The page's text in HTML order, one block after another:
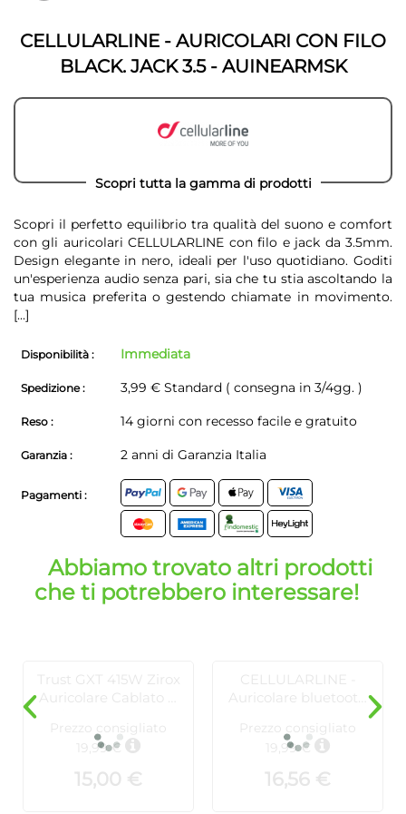
diimmagini
CELLULARLINE - AURICOLARI CON FILO
BLACK. JACK 3.5 - AUINEARMSK
Scopri tutta la gamma di prodotti
Scopri il perfetto equilibrio tra qualità del suono e comfort
con gli auricolari CELLULARLINE con filo e jack da 3.5mm.
Design elegante in nero, ideali per l'uso quotidiano. Goditi
un'esperienza audio senza pari, sia che tu stia ascoltando la
tua musica preferita o gestendo chiamate in movimento.
[...]
Disponibilità : Immediata
Spedizione : 3,99 € Standard ( consegna in 3/4gg. )
Reso : 14 giorni con recesso facile e gratuito
Garanzia : 2 anni di Garanzia Italia
Pagamenti :
Abbiamo trovato altri prodotti
che ti potrebbero interessare!
Trust GXT 415W Zirox
Auricolare Cablato A
Bianco
Prezzo consigliato
19,99 €
15,00 €
CELLULARLINE -
Auricolare bluetooth
Bianco
Prezzo consigliato
19,99 €
16,56 €